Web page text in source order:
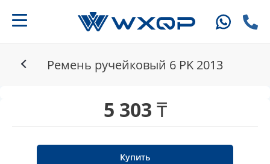
Ремень ручейковый 6 PK 2013
5 303 ₸
Купить